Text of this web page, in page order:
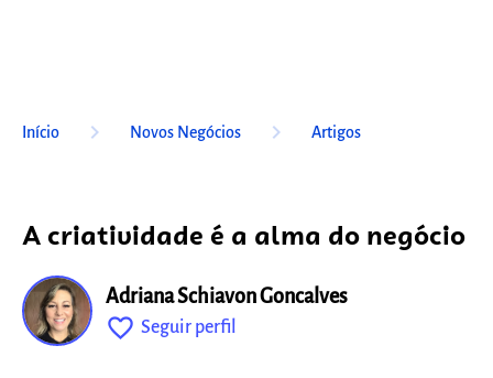
Início keyboard_arrow_right Novos Negócios keyboard_arrow_right Artigos
A criatividade é a alma do negócio
Adriana Schiavon Goncalves
favorite_outline Seguir perfil